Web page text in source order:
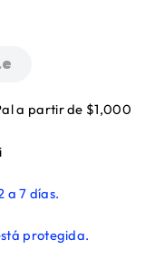
a partir de $1,000
a 7 días.
protegida.